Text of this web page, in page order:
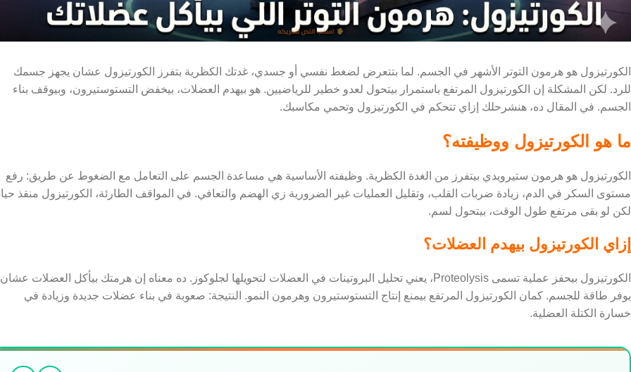
الكورتيزول هو هرمون التوتر الأشهر في الجسم. لما بتتعرض لضغط نفسي أو جسدي، غدتك الكظرية بتفرز الكورتيزول عشان يجهز جسمك
للرد. لكن المشكلة إن الكورتيزول المرتفع باستمرار بيتحول لعدو خطير للرياضيين. هو بيهدم العضلات، بيخفض التستوستيرون، وبيوقف بناء
الجسم. في المقال ده، هنشرحلك إزاي تتحكم في الكورتيزول وتحمي مكاسبك.
ما هو الكورتيزول ووظيفته؟
الكورتيزول هو هرمون ستيرويدي بيتفرز من الغدة الكظرية. وظيفته الأساسية هي مساعدة الجسم على التعامل مع الضغوط عن طريق: رفع
مستوى السكر في الدم، زيادة ضربات القلب، وتقليل العمليات غير الضرورية زي الهضم والتعافي. في المواقف الطارئة، الكورتيزول منقذ
لكن لو بقى مرتفع طول الوقت، بيتحول لسم.
إزاي الكورتيزول بيهدم العضلات؟
الكورتيزول بيحفز عملية تسمى Proteolysis، يعني تحليل البروتينات في العضلات لتحويلها لجلوكوز. ده معناه إن هرمتك بيأكل العضلات عشان
يوفر طاقة للجسم. كمان الكورتيزول المرتفع بيمنع إنتاج التستوستيرون وهرمون النمو. النتيجة: صعوبة في بناء عضلات جديدة وزيادة في
خسارة الكتلة العضلية.